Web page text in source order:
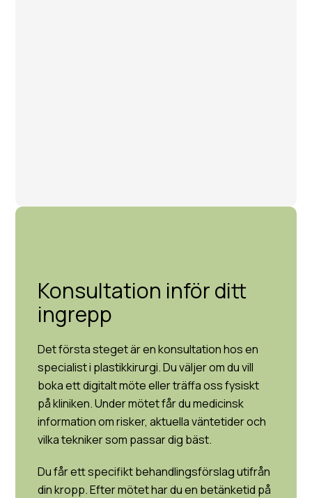
Konsultation inför ditt
ingrepp
Det första steget är en konsultation hos en
specialist i plastikkirurgi. Du väljer om du vill
boka ett digitalt möte eller träffa oss fysiskt
på kliniken. Under mötet får du medicinsk
information om risker, aktuella väntetider och
vilka tekniker som passar dig bäst.
Du får ett specifikt behandlingsförslag utifrån
din kropp. Efter mötet har du en betänketid på